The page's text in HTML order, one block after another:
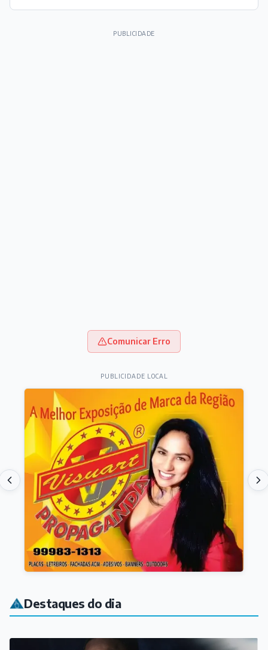
PUBLICIDADE
Comunicar Erro
PUBLICIDADE LOCAL
Destaques do dia